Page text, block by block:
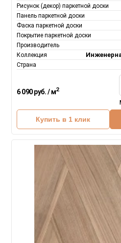
Рисунок (декор) паркетной доски
Панель паркетной доски
Фаска паркетной доски
Покрытие паркетной доски
Производитель
Коллекция
Страна
6 090 руб. / м2
Купить в 1 клик